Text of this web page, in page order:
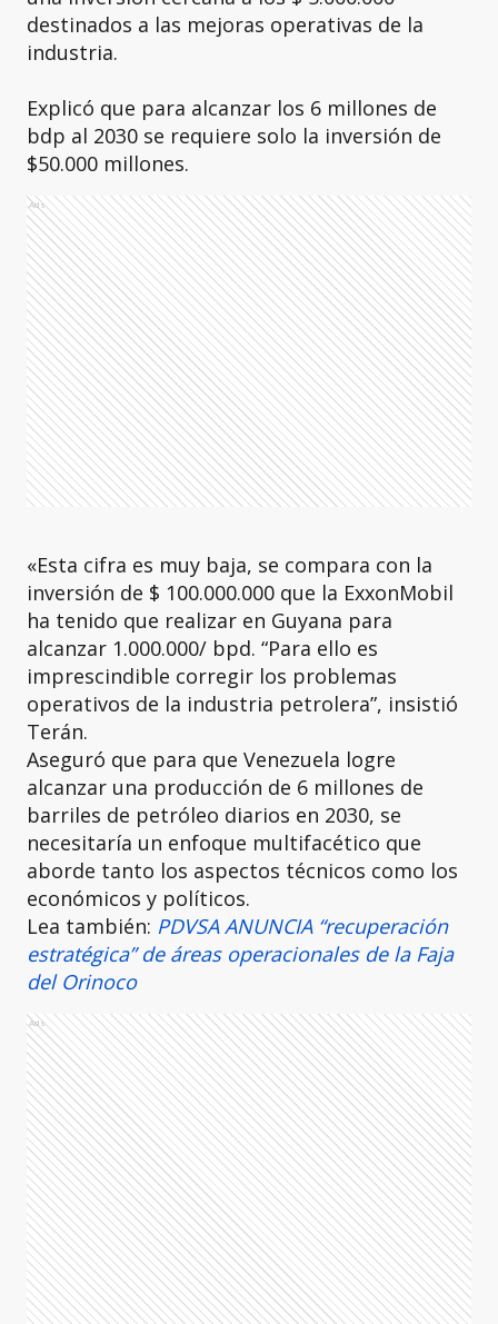
destinados a las mejoras operativas de la
industria.
Explicó que para alcanzar los 6 millones de
bdp al 2030 se requiere solo la inversión de
$50.000 millones.
Ads
«Esta cifra es muy baja, se compara con la
inversión de $ 100.000.000 que la ExxonMobil
ha tenido que realizar en Guyana para
alcanzar 1.000.000/ bpd. “Para ello es
imprescindible corregir los problemas
operativos de la industria petrolera”, insistió
Terán.
Aseguró que para que Venezuela logre
alcanzar una producción de 6 millones de
barriles de petróleo diarios en 2030, se
necesitaría un enfoque multifacético que
aborde tanto los aspectos técnicos como los
económicos y políticos.
Lea también: PDVSA ANUNCIA “recuperación
estratégica” de áreas operacionales de la Faja
del Orinoco
Ads